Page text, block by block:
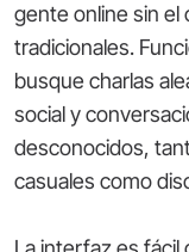
gente online sin el
tradicionales.
busque charlas
social y
desconocidos,
casuales como